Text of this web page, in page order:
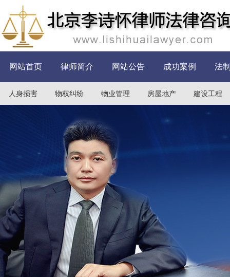
网站首页 律师简介 网站公告 成功案例 法
人身损害 物权纠纷 物业管理 房屋地产 建设工程